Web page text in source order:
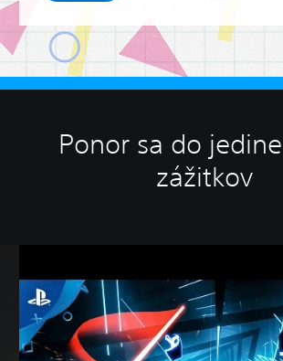
Ponor sa do
zážitkov